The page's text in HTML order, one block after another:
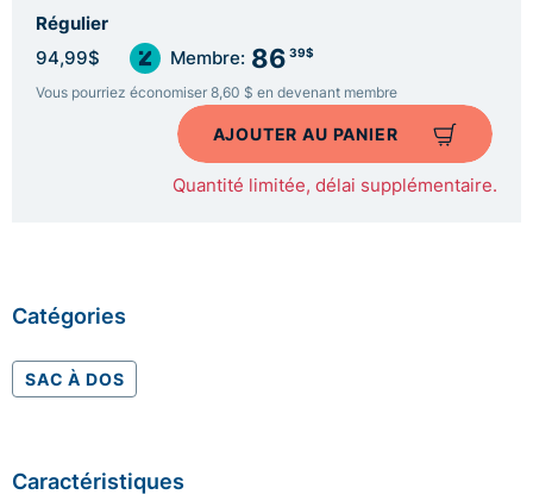
Régulier
94,99$ Membre: 86 39$
Vous pourriez économiser 8,60 $ en devenant membre
AJOUTER AU PANIER
Quantité limitée, délai supplémentaire.
Catégories
SAC À DOS
Caractéristiques